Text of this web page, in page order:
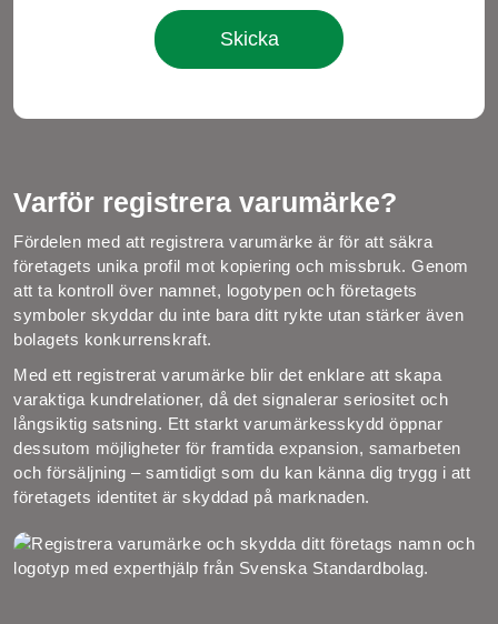
Varför registrera varumärke?
Fördelen med att registrera varumärke är för att säkra
företagets unika profil mot kopiering och missbruk. Genom
att ta kontroll över namnet, logotypen och företagets
symboler skyddar du inte bara ditt rykte utan stärker även
bolagets konkurrenskraft.
Med ett registrerat varumärke blir det enklare att skapa
varaktiga kundrelationer, då det signalerar seriositet och
långsiktig satsning. Ett starkt varumärkesskydd öppnar
dessutom möjligheter för framtida expansion, samarbeten
och försäljning – samtidigt som du kan känna dig trygg i att
företagets identitet är skyddad på marknaden.